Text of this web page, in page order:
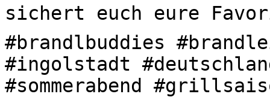
sichert euch eure
#brandlbuddies
#ingolstadt
#sommerabend